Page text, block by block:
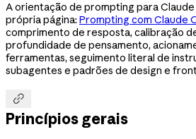
A orientação de prompting para Claude
própria página: Prompting com Claude
comprimento de resposta, calibração
profundidade de pensamento,
ferramentas, seguimento literal de
subagentes e padrões de design e

Princípios gerais